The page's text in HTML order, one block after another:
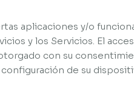
aplicaciones y/o
y los Servicios. El
con su
de su